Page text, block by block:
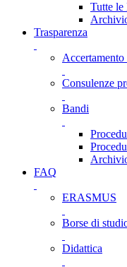
Tutte le
Trasparenza
Accertamento
Consulenze
Bandi
FAQ
ERASMUS
Borse di
Didattica